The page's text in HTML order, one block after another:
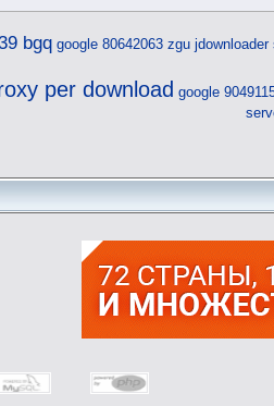
bgq google 80642063 zgu
per download google